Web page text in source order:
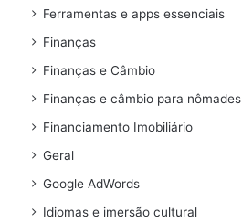
Ferramentas e apps essenciais
Finanças
Finanças e Câmbio
Finanças e câmbio para nômades
Financiamento Imobiliário
Geral
Google AdWords
Idiomas e imersão cultural